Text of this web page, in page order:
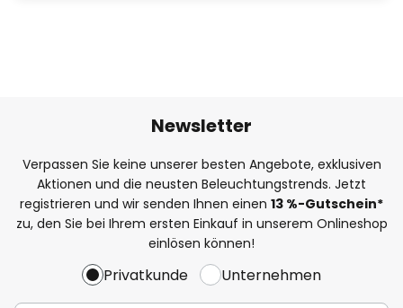
Newsletter
Verpassen Sie keine unserer besten Angebote, exklusiven
Aktionen und die neusten Beleuchtungstrends. Jetzt
registrieren und wir senden Ihnen einen 13 %-Gutschein*
zu, den Sie bei Ihrem ersten Einkauf in unserem Onlineshop
einlösen können!
Privatkunde Unternehmen